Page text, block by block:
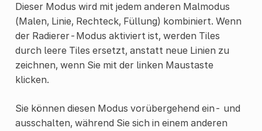
Dieser Modus wird mit jedem anderen Malmodus
(Malen, Linie, Rechteck, Füllung) kombiniert. Wenn
der Radierer-Modus aktiviert ist, werden Tiles
durch leere Tiles ersetzt, anstatt neue Linien zu
zeichnen, wenn Sie mit der linken Maustaste
klicken.
Sie können diesen Modus vorübergehend ein- und
ausschalten, während Sie sich in einem anderen